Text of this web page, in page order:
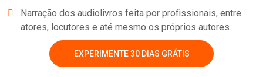
Narração dos audiolivros feita por profissionais, entre
atores, locutores e até mesmo os próprios autores.
EXPERIMENTE 30 DIAS GRÁTIS